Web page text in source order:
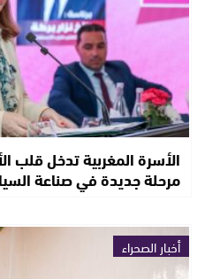
الأسرة المغربية تدخل قلب
مرحلة جديدة في صناعة
أخبار الصحراء